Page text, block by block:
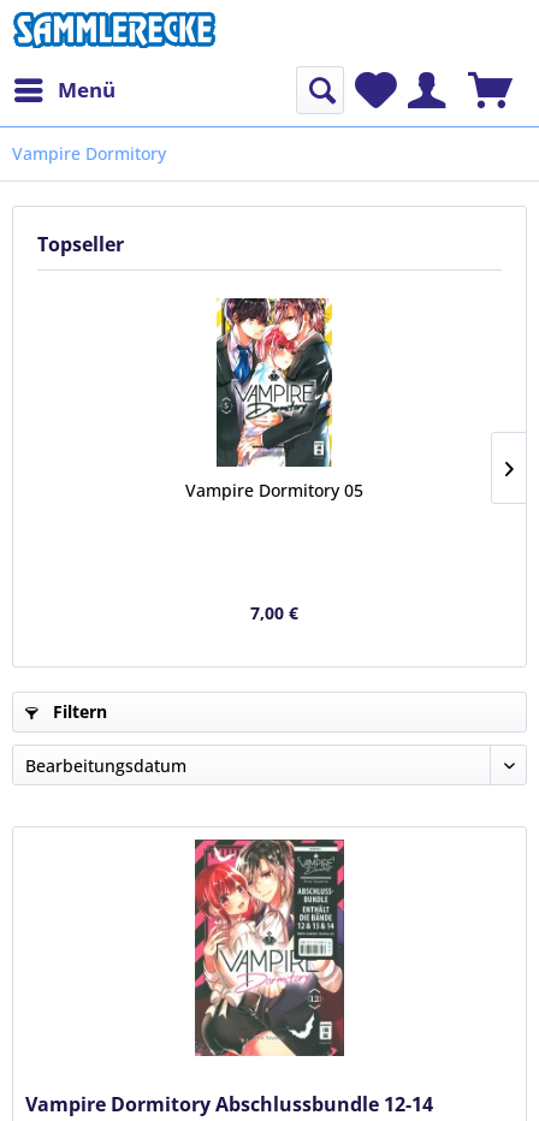
Menü
Vampire Dormitory
Topseller
Vampire Dormitory 05
7,00 €
Filtern
Vampire Dormitory Abschlussbundle 12-14